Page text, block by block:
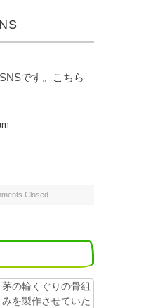
です。こちら
Closed
茅の輪くぐりの骨組
みを製作させていた